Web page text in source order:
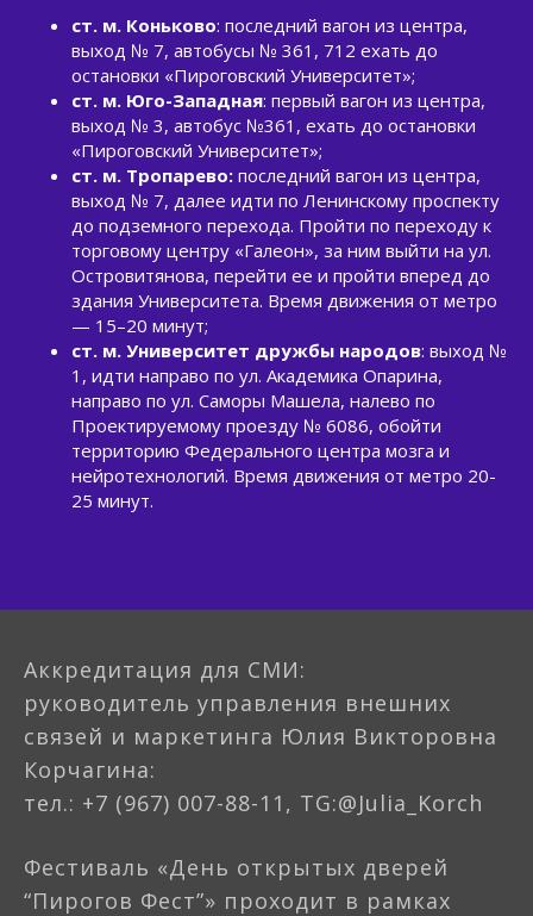
ст. м. Коньково: последний вагон из центра,
выход № 7, автобусы № 361, 712 ехать до
остановки «Пироговский Университет»;
ст. м. Юго-Западная: первый вагон из центра,
выход № 3, автобус №361, ехать до остановки
«Пироговский Университет»;
ст. м. Тропарево: последний вагон из центра,
выход № 7, далее идти по Ленинскому проспекту
до подземного перехода. Пройти по переходу к
торговому центру «Галеон», за ним выйти на ул.
Островитянова, перейти ее и пройти вперед до
здания Университета. Время движения от метро
— 15–20 минут;
ст. м. Университет дружбы народов: выход №
1, идти направо по ул. Академика Опарина,
направо по ул. Саморы Машела, налево по
Проектируемому проезду № 6086, обойти
территорию Федерального центра мозга и
нейротехнологий. Время движения от метро 20-
25 минут.
Аккредитация для СМИ:
руководитель управления внешних
связей и маркетинга Юлия Викторовна
Корчагина:
тел.: +7 (967) 007-88-11, TG:@Julia_Korch
Фестиваль «День открытых дверей
“Пирогов Фест”» проходит в рамках